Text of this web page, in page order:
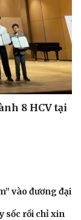
8 HCV tại
vào đương đại
sốc rồi chỉ xin